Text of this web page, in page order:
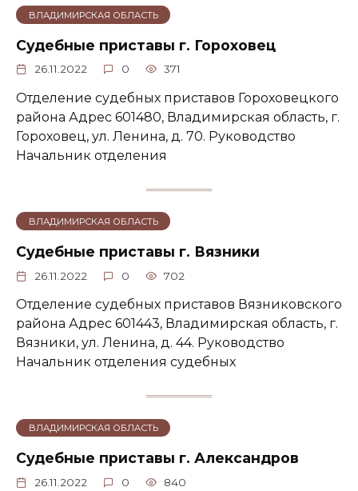
ВЛАДИМИРСКАЯ ОБЛАСТЬ
Судебные приставы г. Гороховец
26.11.2022 0 371
Отделение судебных приставов Гороховецкого
района Адрес 601480, Владимирская область, г.
Гороховец, ул. Ленина, д. 70. Руководство
Начальник отделения
ВЛАДИМИРСКАЯ ОБЛАСТЬ
Судебные приставы г. Вязники
26.11.2022 0 702
Отделение судебных приставов Вязниковского
района Адрес 601443, Владимирская область, г.
Вязники, ул. Ленина, д. 44. Руководство
Начальник отделения судебных
ВЛАДИМИРСКАЯ ОБЛАСТЬ
Судебные приставы г. Александров
26.11.2022 0 840